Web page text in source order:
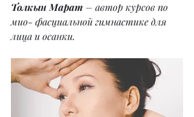
Толкын Марат – автор курсов по
мио- фасциальной гимнастике для
лица и осанки.